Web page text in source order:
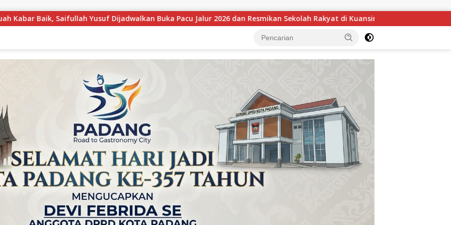
Buka Pacu Jalur 2026 dan Resmikan Sekolah Rakyat di Kuansing GOW Kuansing Gelar Aksi Donor Darah,